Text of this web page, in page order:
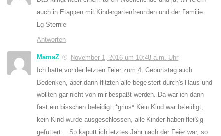
auch in Etappen mit Kindergartenfreunden und der Familie.
Lg Sternie
Antworten
MamaZ
November 1, 2016 um 10:48 a.m. Uhr
Ich hatte vor der letzten Feier zum 4. Geburtstag auch
Bedenken, aber dann flitzten alle begeistert durch's Haus und
wollten gar nicht von mir bespaßt werden. Da war ich dann
fast ein bisschen beleidigt. *grins* Kein Kind war beleidigt,
kein Kind wurde ausgeschlossen, alle Kinder haben fleißig
gefuttert… So kaputt ich letztes Jahr nach der Feier war, so